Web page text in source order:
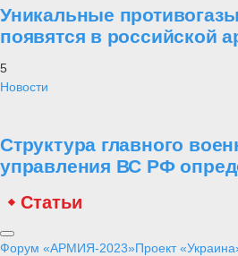
Уникальные
появятся в российской
5
Новости
Структура главного
управления ВС РФ
Статьи
Форум «АРМИЯ-2023»Проект